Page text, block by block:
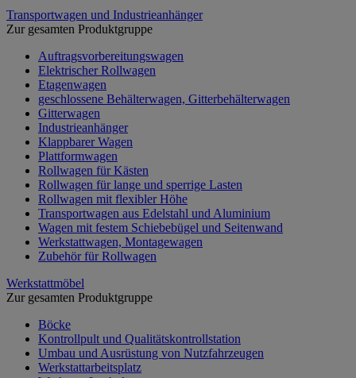
Transportwagen und Industrieanhänger
Zur gesamten Produktgruppe
Auftragsvorbereitungswagen
Elektrischer Rollwagen
Etagenwagen
geschlossene Behälterwagen, Gitterbehälterwagen
Gitterwagen
Industrieanhänger
Klappbarer Wagen
Plattformwagen
Rollwagen für Kästen
Rollwagen für lange und sperrige Lasten
Rollwagen mit flexibler Höhe
Transportwagen aus Edelstahl und Aluminium
Wagen mit festem Schiebebügel und Seitenwand
Werkstattwagen, Montagewagen
Zubehör für Rollwagen
Werkstattmöbel
Zur gesamten Produktgruppe
Böcke
Kontrollpult und Qualitätskontrollstation
Umbau und Ausrüstung von Nutzfahrzeugen
Werkstattarbeitsplatz